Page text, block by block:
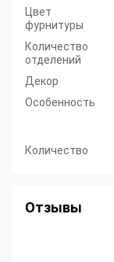
Цвет
фурнитуры
Количество
отделений
Декор
Особенность
Количество
Отзывы